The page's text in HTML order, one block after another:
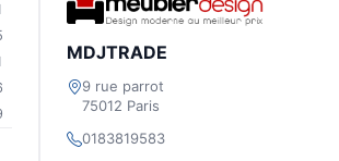
MDJTRADE
9 rue parrot
75012 Paris
0183819583